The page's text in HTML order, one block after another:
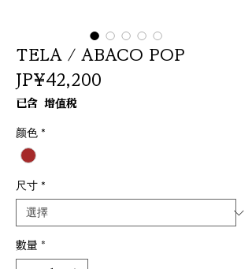
TELA / ABACO POP
JP¥42,200
已含 增值税
颜色 *
尺寸 *
數量 *